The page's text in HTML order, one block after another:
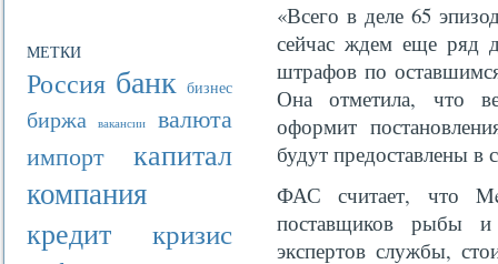
МЕТКИ
Россия банк бизнес
биржа вакансии
валюта
импорт
капитал
компания
кредит
кризис
«Всего в деле 65
сейчас ждем еще ряд
штрафов по
Она отметила, что
оформит
будут предоставлены в
ФАС считает, что
поставщиков рыбы
экспертов службы,